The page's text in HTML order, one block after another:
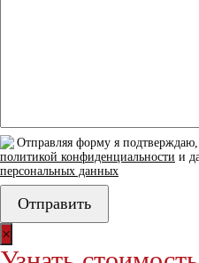
Отправляя форму я подтверждаю,
политикой конфиденциальности и
персональных данных
×